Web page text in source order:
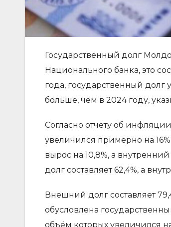
Государственный долг
Национального банка, это
года, государственный долг
больше, чем в 2024 году,
Согласно отчёту об
увеличился примерно на
вырос на 10,8%, а
долг составляет 62,4%, а
Внешний долг составляет
обусловлена
объём которых увеличился